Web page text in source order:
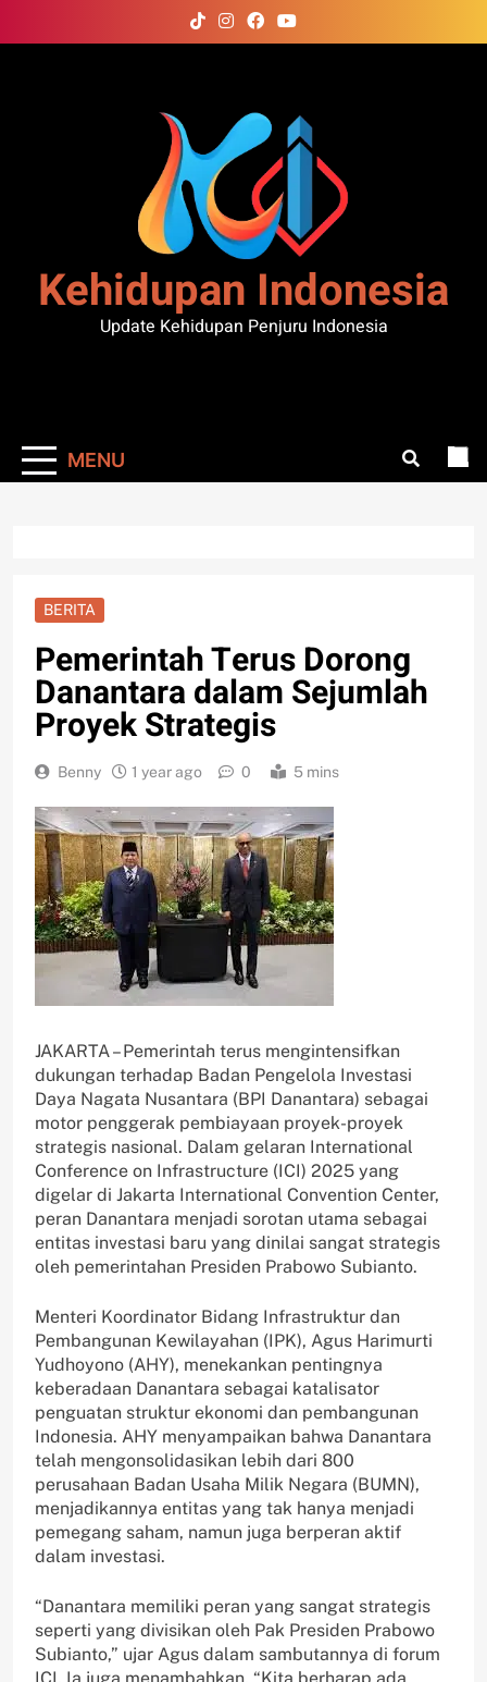
to
Kehidupan Indonesia
Update Kehidupan Penjuru Indonesia
MENU
BERITA
Pemerintah Terus Dorong
Danantara dalam Sejumlah
Proyek Strategis
Benny 1 year ago 0 5 mins
JAKARTA – Pemerintah terus mengintensifkan
dukungan terhadap Badan Pengelola Investasi
Daya Nagata Nusantara (BPI Danantara) sebagai
motor penggerak pembiayaan proyek-proyek
strategis nasional. Dalam gelaran International
Conference on Infrastructure (ICI) 2025 yang
digelar di Jakarta International Convention Center,
peran Danantara menjadi sorotan utama sebagai
entitas investasi baru yang dinilai sangat strategis
oleh pemerintahan Presiden Prabowo Subianto.
Menteri Koordinator Bidang Infrastruktur dan
Pembangunan Kewilayahan (IPK), Agus Harimurti
Yudhoyono (AHY), menekankan pentingnya
keberadaan Danantara sebagai katalisator
penguatan struktur ekonomi dan pembangunan
Indonesia. AHY menyampaikan bahwa Danantara
telah mengonsolidasikan lebih dari 800
perusahaan Badan Usaha Milik Negara (BUMN),
menjadikannya entitas yang tak hanya menjadi
pemegang saham, namun juga berperan aktif
dalam investasi.
“Danantara memiliki peran yang sangat strategis
seperti yang divisikan oleh Pak Presiden Prabowo
Subianto,” ujar Agus dalam sambutannya di forum